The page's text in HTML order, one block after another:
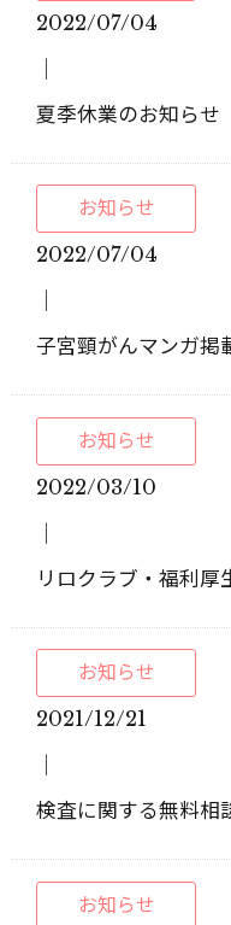
2022/07/04
夏季休業のお知らせ
お知らせ
2022/07/04
子宮頸がんマンガ掲
お知らせ
2022/03/10
リロクラブ・福利厚
お知らせ
2021/12/21
検査に関する無料相
お知らせ